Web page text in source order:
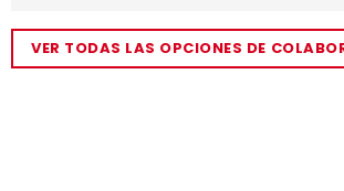
VER TODAS LAS OPCIONES DE